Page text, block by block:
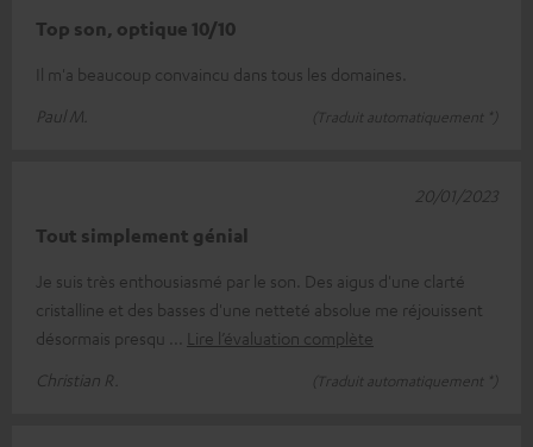
Top son, optique 10/10
Il m'a beaucoup convaincu dans tous les domaines.
Paul M.
(Traduit automatiquement *)
Tout simplement génial
Je suis très enthousiasmé par le son. Des aigus d'une clarté
cristalline et des basses d'une netteté absolue me réjouissent
désormais presqu
Lire l’évaluation complète
Christian R.
(Traduit automatiquement *)
20/01/2023